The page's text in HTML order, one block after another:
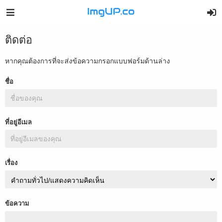
ติดต่อ
หากคุณต้องการที่จะส่งข้อความกรอกแบบฟอร์มด้านล่าง
ชื่อ
ที่อยู่อีเมล
เรื่อง
ข้อความ